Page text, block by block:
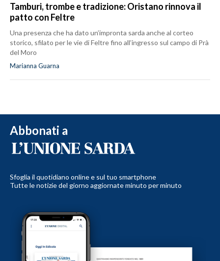
Tamburi, trombe e tradizione: Oristano rinnova il
patto con Feltre
Una presenza che ha dato un’impronta sarda anche al corteo
storico, sfilato per le vie di Feltre fino all’ingresso sul campo di Prà
del Moro
Marianna Guarna
Abbonati a
Sfoglia il quotidiano online e sul tuo smartphone
Tutte le notizie del giorno aggiornate minuto per minuto